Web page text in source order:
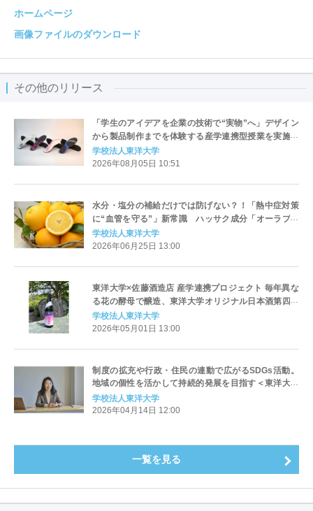
ホームページ
画像ファイルのダウンロード
その他のリリース
「学生のアイデアを企業の技術で“実物”へ」デザイン
から製品制作までを体験する産学連携型授業を実施～
人間工学・デザイン・ものづくりを融合した実践的な
学び～
学校法人東洋大学
2026年08月05日 10:51
水分・塩分の補給だけでは防げない？！「熱中症対策
に“血管を守る”」新常識 ハッサク成分「オーラプテ
ン」で熱中症対策東洋大学が世界初の発見！
学校法人東洋大学
2026年06月25日 13:00
東洋大学×佐藤酒造店 産学連携プロジェクト 毎年異な
る花の酵母で醸造、東洋大学オリジナル日本酒第四弾
「越生梅林 エスティNo.4」発売開始
学校法人東洋大学
2026年05月01日 13:00
制度の拡充や行政・住民の連動で広がるSDGs活動。
地域の個性を活かして持続的発展を目指す＜東洋大学
SDGs NewsLetter Vol.45＞
学校法人東洋大学
2026年04月14日 12:00
一覧を見る